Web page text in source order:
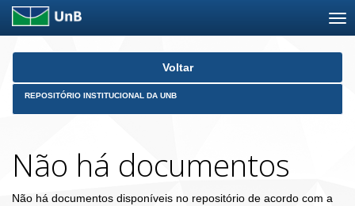
Skip
Voltar
REPOSITÓRIO INSTITUCIONAL DA UNB
Não há documentos
Não há documentos disponíveis no repositório de acordo com a